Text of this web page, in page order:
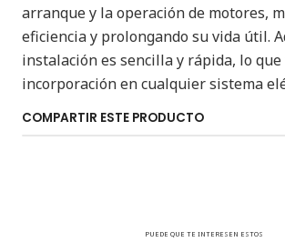
arranque y la operación de motores,
eficiencia y prolongando su vida útil.
instalación es sencilla y rápida, lo
incorporación en cualquier sistema
COMPARTIR ESTE PRODUCTO
PUEDE QUE TE INTERESEN ESTOS